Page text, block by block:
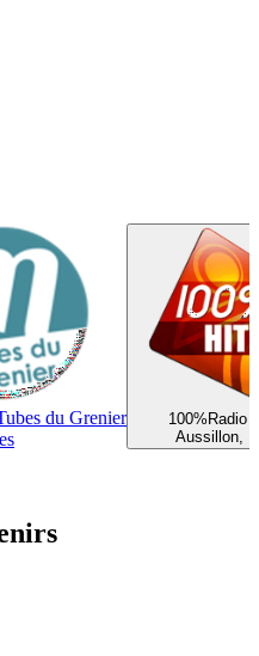
du Grenier
100%Radio
Aussillon,